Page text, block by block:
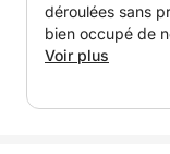
- Détendez-
des sensations
- Idéal pour les
déroulées sans
bien occupé de
merveilleuse
Voir plus